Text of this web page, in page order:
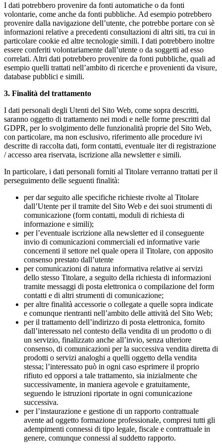
I dati potrebbero provenire da fonti automatiche o da fonti
volontarie, come anche da fonti pubbliche. Ad esempio potrebbero
provenire dalla navigazione dell’utente, che potrebbe portare con sè
informazioni relative a precedenti consultazioni di altri siti, tra cui in
particolare cookie ed altre tecnologie simili. I dati potrebbero inoltre
essere conferiti volontariamente dall’utente o da soggetti ad esso
correlati. Altri dati potrebbero provenire da fonti pubbliche, quali ad
esempio quelli trattati nell’ambito di ricerche e provenienti da visure,
database pubblici e simili.
3. Finalità del trattamento
I dati personali degli Utenti del Sito Web, come sopra descritti,
saranno oggetto di trattamento nei modi e nelle forme prescritti dal
GDPR, per lo svolgimento delle funzionalità proprie del Sito Web,
con particolare, ma non esclusivo, riferimento alle procedure ivi
descritte di raccolta dati, form contatti, eventuale iter di registrazione
/ accesso area riservata, iscrizione alla newsletter e simili.
In particolare, i dati personali forniti al Titolare verranno trattati per il
perseguimento delle seguenti finalità:
per dar seguito alle specifiche richieste rivolte al Titolare
dall’Utente per il tramite del Sito Web e dei suoi strumenti di
comunicazione (form contatti, moduli di richiesta di
informazione e simili);
per l’eventuale iscrizione alla newsletter ed il conseguente
invio di comunicazioni commerciali ed informative varie
concernenti il settore nel quale opera il Titolare, con apposito
consenso prestato dall’utente
per comunicazioni di natura informativa relative ai servizi
dello stesso Titolare, a seguito della richiesta di informazioni
tramite messaggi di posta elettronica o compilazione del form
contatti e di altri strumenti di comunicazione;
per altre finalità accessorie o collegate a quelle sopra indicate
e comunque rientranti nell’ambito delle attività del Sito Web;
per il trattamento dell’indirizzo di posta elettronica, fornito
dall’interessato nel contesto della vendita di un prodotto o di
un servizio, finalizzato anche all’invio, senza ulteriore
consenso, di comunicazioni per la successiva vendita diretta di
prodotti o servizi analoghi a quelli oggetto della vendita
stessa; l’interessato può in ogni caso esprimere il proprio
rifiuto ed opporsi a tale trattamento, sia inizialmente che
successivamente, in maniera agevole e gratuitamente,
seguendo le istruzioni riportate in ogni comunicazione
successiva.
per l’instaurazione e gestione di un rapporto contrattuale
avente ad oggetto formazione professionale, compresi tutti gli
adempimenti connessi di tipo legale, fiscale e contrattuale in
genere, comunque connessi al suddetto rapporto.